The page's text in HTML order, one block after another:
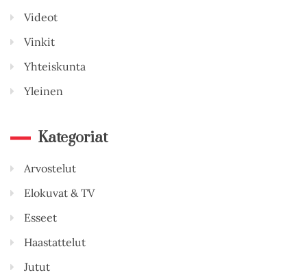
Videot
Vinkit
Yhteiskunta
Yleinen
Kategoriat
Arvostelut
Elokuvat & TV
Esseet
Haastattelut
Jutut